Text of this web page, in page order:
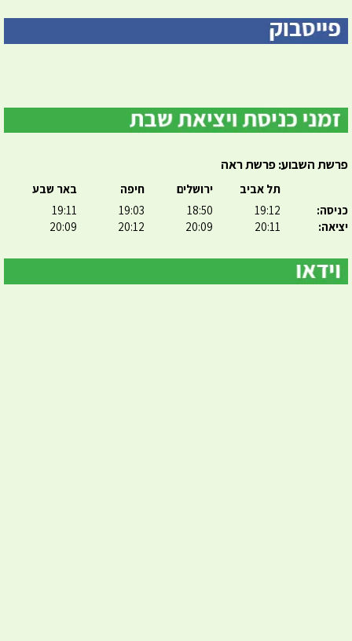
פרשת השבוע: פרשת ראה
כניסה:
יציאה:
תל אביב
19:12
20:11
ירושלים
18:50
20:09
חיפה
19:03
20:12
באר שבע
19:11
20:09